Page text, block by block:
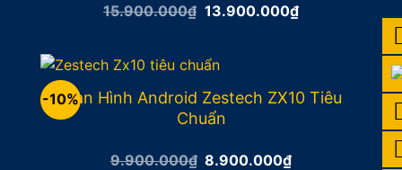
15.900.000₫ Giá
15.900.000₫.
13.900.000₫Giá
hiện
13.900.000₫.
-10%Màn Hình Android Zestech ZX10 Tiêu
Chuẩn
9.900.000₫ Giá
8.900.000₫Giá